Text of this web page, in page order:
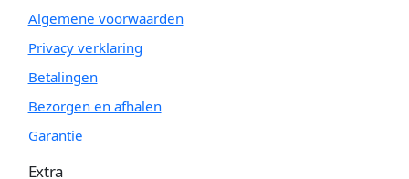
Algemene voorwaarden
Privacy verklaring
Betalingen
Bezorgen en afhalen
Garantie
Extra